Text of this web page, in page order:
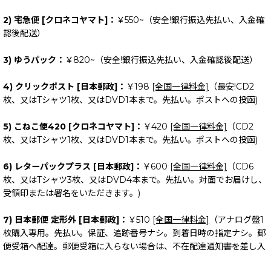
2) 宅急便 [クロネコヤマト]： ￥550~（安全!銀行振込先払い、入金確
認後配送）
3) ゆうパック： ￥820~（安全!銀行振込先払い、入金確認後配送）
4) クリックポスト [日本郵政]： ￥198 [全国一律料金]
（最安!CD2
枚、又はTシャツ1枚、又はDVD1本まで。先払い。ポストへの投函)
5) こねこ便420 [クロネコヤマト]： ￥420 [全国一律料金]
（CD2
枚、又はTシャツ1枚、又はDVD1本まで。先払い。ポストへの投函)
6) レターパックプラス [日本郵政]： ￥600 [全国一律料金]
（CD6
枚、又はTシャツ3枚、又はDVD4本まで。先払い。対面でお届けし、
受領印または署名をいただきます。)
7) 日本郵便 定形外 [日本郵政]： ￥510 [全国一律料金]
（アナログ盤1
枚購入専用。先払い。保証、追跡番号ナシ。到着日時の指定ナシ。郵
便受箱へ配達。郵便受箱に入らない場合は、不在配達通知書を差し入